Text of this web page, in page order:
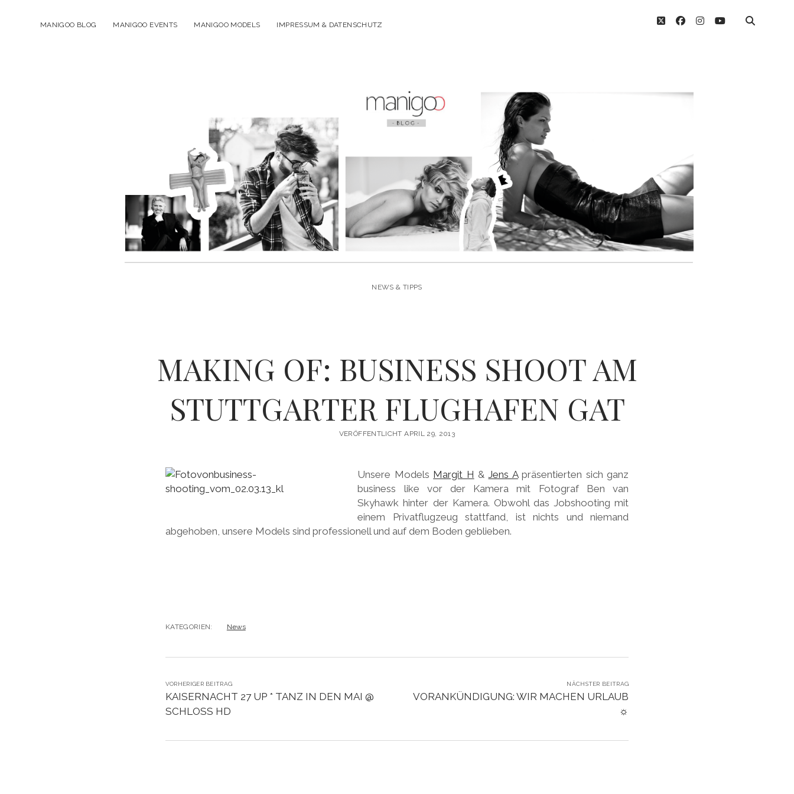
MANIGOO BLOG MANIGOO EVENTS MANIGOO MODELS IMPRESSUM & DATENSCHUTZ twitterfacebook
instagram
youtube
NEWS & TIPPS
MAKING OF: BUSINESS SHOOT AM
STUTTGARTER FLUGHAFEN GAT
VERÖFFENTLICHT APRIL 29, 2013
Unsere Models Margit H &Jens Apräsentierten sich ganz
business like vor der Kamera mit Fotograf Ben van
Skyhawk hinter der Kamera. Obwohl das Jobshooting mit
einem Privatflugzeug stattfand, ist nichts und niemand
abgehoben, unsere Models sind professionell und auf dem Boden geblieben.
KATEGORIEN: News
VORHERIGER BEITRAG
KAISERNACHT 27 UP * TANZ IN DEN MAI @
SCHLOSS HD
NÄCHSTER BEITRAG
VORANKÜNDIGUNG: WIR MACHEN URLAUB
☼